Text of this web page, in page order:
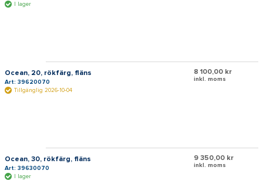
I lager
Ocean, 20, rökfärg, fläns
Art: 39620070
Tillgänglig 2026-10-04
8 100,00 kr
inkl. moms
Ocean, 30, rökfärg, fläns
Art: 39630070
I lager
9 350,00 kr
inkl. moms